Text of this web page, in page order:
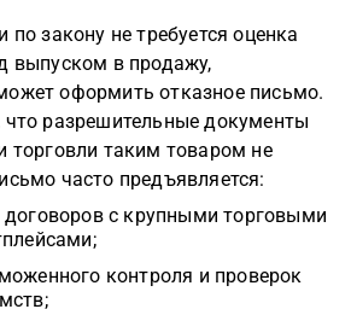
по закону не требуется оценка
выпуском в продажу,
оформить отказное письмо.
разрешительные документы
торговли таким товаром не
часто предъявляется:
с крупными торговыми
контроля и проверок